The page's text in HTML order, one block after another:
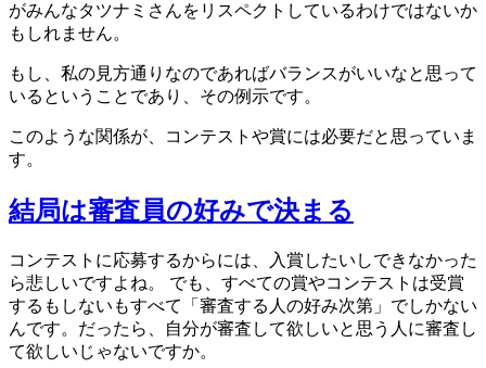
がみんなタツナミさんをリスペクトしているわけではないか
もしれません。
もし、私の見方通りなのであればバランスがいいなと思って
いるということであり、その例示です。
このような関係が、コンテストや賞には必要だと思っていま
す。
結局は審査員の好みで決まる
コンテストに応募するからには、入賞したいしできなかった
ら悲しいですよね。 でも、すべての賞やコンテストは受賞
するもしないもすべて「審査する人の好み次第」でしかない
んです。だったら、自分が審査して欲しいと思う人に審査し
て欲しいじゃないですか。